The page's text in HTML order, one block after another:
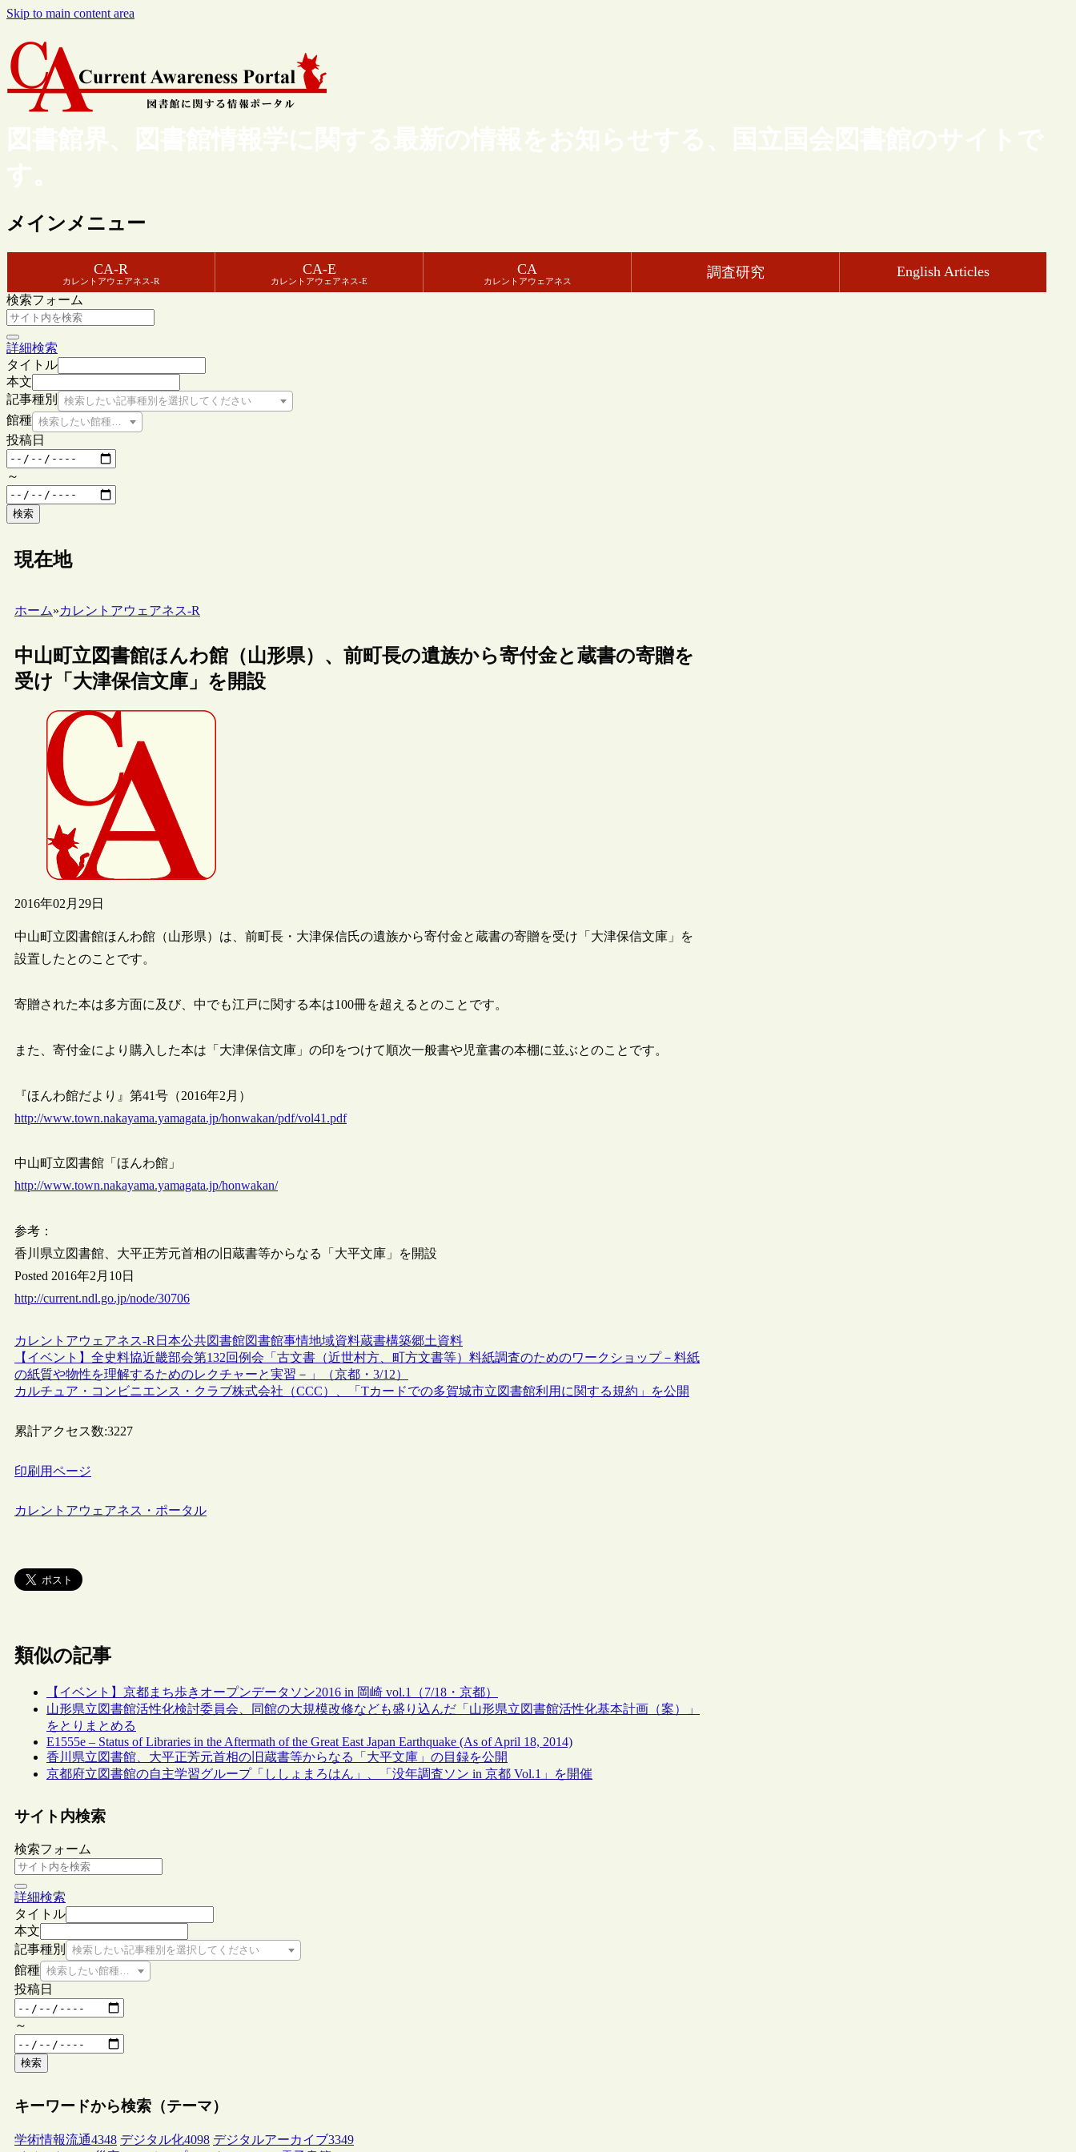
Skip to main content area
図書館界、図書館情報学に関する最新の情報をお知らせする、国立国会図書館のサイトで
す。
メインメニュー
CA-R
カレントアウェアネス-R
CA-E
カレントアウェアネス-E
CA
カレントアウェアネス
調査研究 English Articles
検索フォーム
詳細検索
タイトル
本文
記事種別
検索したい記事種別を選択してください
館種 検索したい館種を選択してください
投稿日
～
検索
現在地
ホーム»カレントアウェアネス-R
中山町立図書館ほんわ館（山形県）、前町長の遺族から寄付金と蔵書の寄贈を
受け「大津保信文庫」を開設
2016年02月29日
中山町立図書館ほんわ館（山形県）は、前町長・大津保信氏の遺族から寄付金と蔵書の寄贈を受け「大津保信文庫」を
設置したとのことです。
寄贈された本は多方面に及び、中でも江戸に関する本は100冊を超えるとのことです。
また、寄付金により購入した本は「大津保信文庫」の印をつけて順次一般書や児童書の本棚に並ぶとのことです。
『ほんわ館だより』第41号（2016年2月）
http://www.town.nakayama.yamagata.jp/honwakan/pdf/vol41.pdf
中山町立図書館「ほんわ館」
http://www.town.nakayama.yamagata.jp/honwakan/
参考：
香川県立図書館、大平正芳元首相の旧蔵書等からなる「大平文庫」を開設
Posted 2016年2月10日
http://current.ndl.go.jp/node/30706
カレントアウェアネス-R 日本公共図書館図書館事情地域資料蔵書構築郷土資料
【イベント】全史料協近畿部会第132回例会「古文書（近世村方、町方文書等）料紙調査のためのワークショップ－料紙
の紙質や物性を理解するためのレクチャーと実習－」（京都・3/12）
カルチュア・コンビニエンス・クラブ株式会社（CCC）、「Tカードでの多賀城市立図書館利用に関する規約」を公開
累計アクセス数:3227
印刷用ページ
カレントアウェアネス・ポータル
類似の記事
【イベント】京都まち歩きオープンデータソン2016 in 岡崎 vol.1（7/18・京都）
山形県立図書館活性化検討委員会、同館の大規模改修なども盛り込んだ「山形県立図書館活性化基本計画（案）」
をとりまとめる
E1555e – Status of Libraries in the Aftermath of the Great East Japan Earthquake (As of April 18, 2014)
香川県立図書館、大平正芳元首相の旧蔵書等からなる「大平文庫」の目録を公開
京都府立図書館の自主学習グループ「ししょまろはん」、「没年調査ソン in 京都 Vol.1」を開催
サイト内検索
検索フォーム
詳細検索
タイトル
本文
記事種別
検索したい記事種別を選択してください
館種 検索したい館種を選択してください
投稿日
～
検索
キーワードから検索（テーマ）
学術情報流通4348 デジタル化4098 デジタルアーカイブ3349